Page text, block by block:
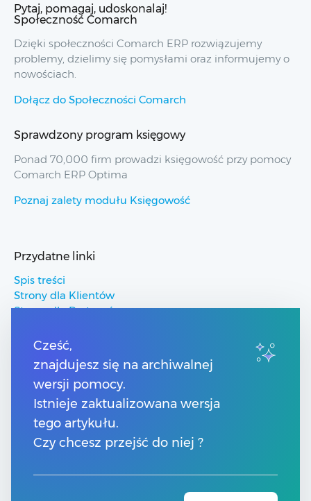
Pytaj, pomagaj, udoskonalaj!
Społeczność Comarch
Dzięki społeczności Comarch ERP rozwiązujemy
problemy, dzielimy się pomysłami oraz informujemy o
nowościach.
Dołącz do Społeczności Comarch
Sprawdzony program księgowy
Ponad 70,000 firm prowadzi księgowość przy pomocy
Comarch ERP Optima
Poznaj zalety modułu Księgowość
Przydatne linki
Spis treści
Strony dla Klientów
Strony dla Partnerów
Pomoc Comarch Betterfly
Pomoc Comarch e-Sklep
Pomoc Comarch HRM
Kontakt
Numery telefonów
Znajdź Partnera Comarch
Cześć,
znajdujesz się na archiwalnej
wersji pomocy.
Istnieje zaktualizowana wersja
tego artykułu.
Czy chcesz przejść do niej ?